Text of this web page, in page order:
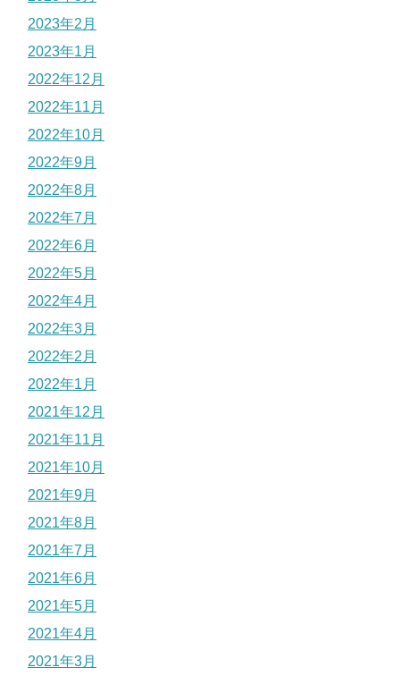
2023年2月
2023年1月
2022年12月
2022年11月
2022年10月
2022年9月
2022年8月
2022年7月
2022年6月
2022年5月
2022年4月
2022年3月
2022年2月
2022年1月
2021年12月
2021年11月
2021年10月
2021年9月
2021年8月
2021年7月
2021年6月
2021年5月
2021年4月
2021年3月